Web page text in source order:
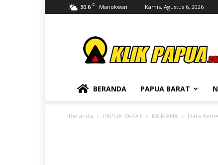
30.6 C Manokwari Kamis, Agustus 6, 2026
BERANDA PAPUA BARAT
Beranda PAPUA BARAT KAIMANA Data